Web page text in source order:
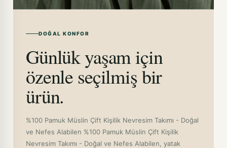
DOĞAL KONFOR
Günlük yaşam için
özenle seçilmiş bir
ürün.
%100 Pamuk Müslin Çift Kişilik Nevresim Takımı - Doğal
ve Nefes Alabilen %100 Pamuk Müslin Çift Kişilik
Nevresim Takımı - Doğal ve Nefes Alabilen, yatak